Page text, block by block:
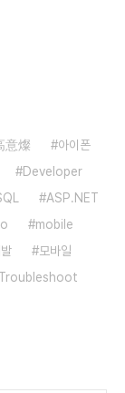
意燦
아이폰
Developer
ASP.NET
mobile
모바일
Troubleshoot